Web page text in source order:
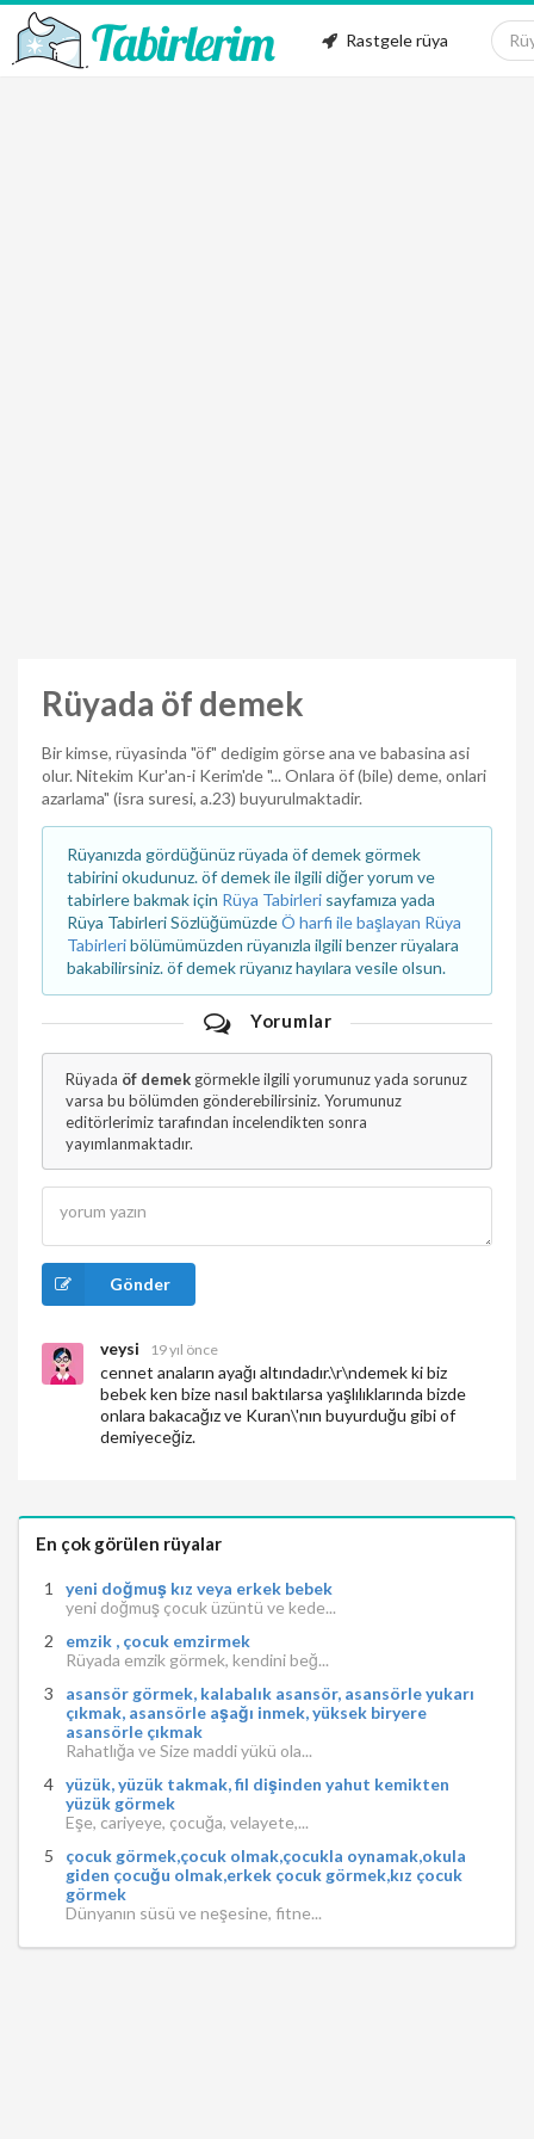
Rastgele rüya
Rüyada öf demek
Bir kimse, rüyasinda "öf" dedigim görse ana ve babasina asi
olur. Nitekim Kur'an-i Kerim'de "... Onlara öf (bile) deme, onlari
azarlama" (isra suresi, a.23) buyurulmaktadir.
Rüyanızda gördüğünüz rüyada öf demek görmek
tabirini okudunuz. öf demek ile ilgili diğer yorum ve
tabirlere bakmak için Rüya Tabirleri sayfamıza yada
Rüya Tabirleri SözlüğümüzdeÖ harfi ile başlayan Rüya
Tabirleribölümümüzden rüyanızla ilgili benzer rüyalara
bakabilirsiniz. öf demek rüyanız hayılara vesile olsun.
Yorumlar
Rüyada öf demekgörmekle ilgili yorumunuz yada sorunuz
varsa bu bölümden gönderebilirsiniz. Yorumunuz
editörlerimiz tarafından incelendikten sonra
yayımlanmaktadır.
Gönder
veysi 19 yıl önce
cennet anaların ayağı altındadır.\r\ndemek ki biz
bebek ken bize nasıl baktılarsa yaşlılıklarında bizde
onlara bakacağız ve Kuran\'nın buyurduğu gibi of
demiyeceğiz.
En çok görülen rüyalar
yeni doğmuş kız veya erkek bebek
yeni doğmuş çocuk üzüntü ve kede...
emzik , çocuk emzirmek
Rüyada emzik görmek, kendini beğ...
asansör görmek, kalabalık asansör, asansörle yukarı
çıkmak, asansörle aşağı inmek, yüksek biryere
asansörle çıkmak
Rahatlığa ve Size maddi yükü ola...
yüzük, yüzük takmak, fil dişinden yahut kemikten
yüzük görmek
Eşe, cariyeye, çocuğa, velayete,...
çocuk görmek,çocuk olmak,çocukla oynamak,okula
giden çocuğu olmak,erkek çocuk görmek,kız çocuk
görmek
Dünyanın süsü ve neşesine, fitne...